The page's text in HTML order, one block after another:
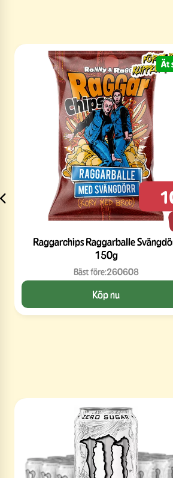
Raggarchips Raggarballe
150g
Bäst före:260608
Köp nu
Ät